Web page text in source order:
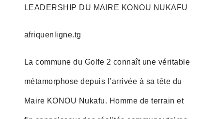
LEADERSHIP DU MAIRE KONOU NUKAFU
afriquenligne.tg
La commune du Golfe 2 connaît une véritable
métamorphose depuis l’arrivée à sa tête du
Maire KONOU Nukafu. Homme de terrain et